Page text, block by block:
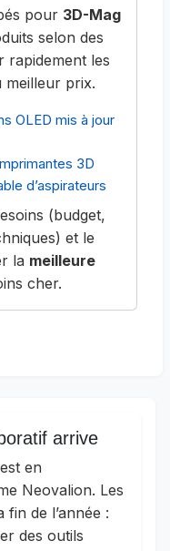
pour 3D-Mag
selon des
rapidement les
meilleur prix.
OLED mis à jour
3D
d’aspirateurs
(budget,
et le
la meilleure
cher.
arrive
en
Neovalion. Les
fin de l’année :
des outils